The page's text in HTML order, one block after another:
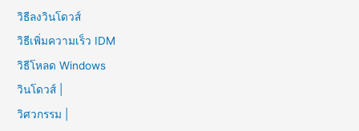
วิธีลงวินโดวส์
วิธีเพิ่มความเร็ว IDM
วิธีโหลด Windows
วินโดวส์ |
วิศวกรรม |